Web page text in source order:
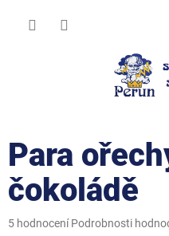
Para
čokoládě
Průměrné
5 hodnocení Podrobnosti